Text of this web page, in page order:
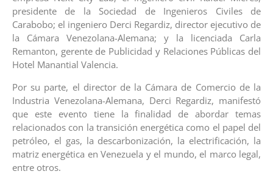
presidente de la Sociedad de Ingenieros Civiles de
Carabobo; el ingeniero Derci Regardiz, director ejecutivo de
la Cámara Venezolana-Alemana; y la licenciada Carla
Remanton, gerente de Publicidad y Relaciones Públicas del
Hotel Manantial Valencia.
Por su parte, el director de la Cámara de Comercio de la
Industria Venezolana-Alemana, Derci Regardiz, manifestó
que este evento tiene la finalidad de abordar temas
relacionados con la transición energética como el papel del
petróleo, el gas, la descarbonización, la electrificación, la
matriz energética en Venezuela y el mundo, el marco legal,
entre otros.